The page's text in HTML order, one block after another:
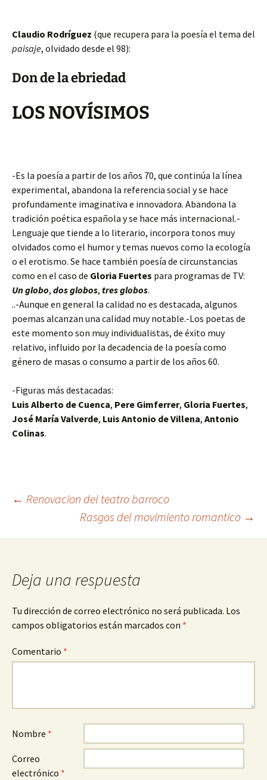
Claudio Rodríguez (que recupera para la poesía el tema del
paisaje, olvidado desde el 98):
Don de la ebriedad
LOS NOVÍSIMOS
-Es la poesía a partir de los años 70, que continúa la línea
experimental, abandona la referencia social y se hace
profundamente imaginativa e innovadora. Abandona la
tradición poética española y se hace más internacional.-
Lenguaje que tiende a lo literario, incorpora tonos muy
olvidados como el humor y temas nuevos como la ecología
o el erotismo. Se hace también poesía de circunstancias
como en el caso de Gloria Fuertes para programas de TV:
Un globo, dos globos, tres globos.
..-Aunque en general la calidad no es destacada, algunos
poemas alcanzan una calidad muy notable.-Los poetas de
este momento son muy individualistas, de éxito muy
relativo, influido por la decadencia de la poesía como
género de masas o consumo a partir de los años 60.
-Figuras más destacadas:
Luis Alberto de Cuenca, Pere Gimferrer, Gloria Fuertes,
José María Valverde, Luis Antonio de Villena, Antonio
Colinas.
Navegación
de
entradas
← Renovacion del teatro barroco
Rasgos del movimiento romantico →
Deja una respuesta
Tu dirección de correo electrónico no será publicada. Los
campos obligatorios están marcados con *
Comentario *
Nombre *
Correo
electrónico *